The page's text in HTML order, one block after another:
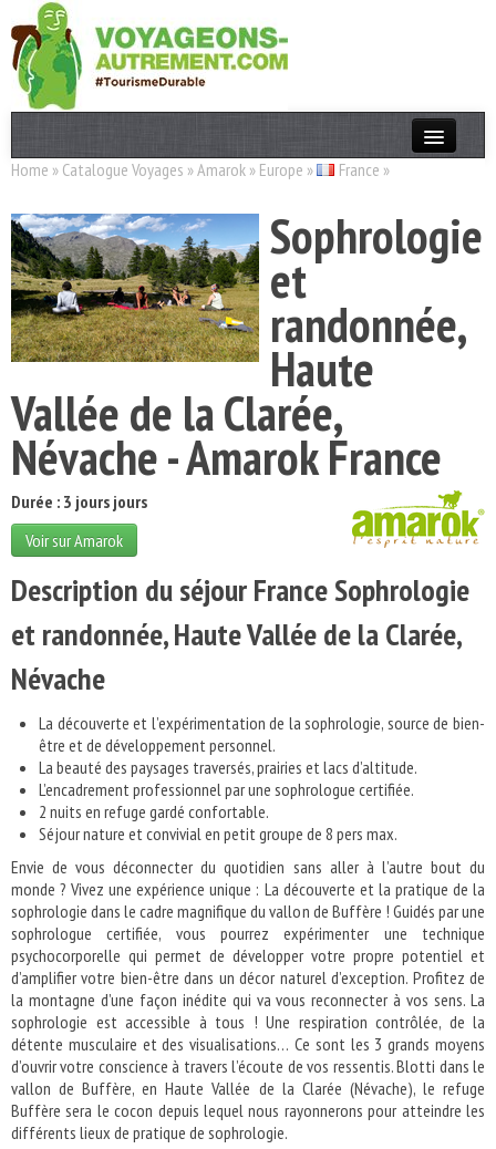
Actualités
T. Responsable
Destinations
Acteurs
Thèmes
Home » Catalogue Voyages »Amarok » Europe » France »
Sophrologie
et
randonnée,
Haute
Vallée de la Clarée,
Névache - Amarok France
Durée : 3 jours jours
Voir sur Amarok
Description du séjour France Sophrologie
et randonnée, Haute Vallée de la Clarée,
Névache
La découverte et l’expérimentation de la sophrologie, source de bien-
être et de développement personnel.
La beauté des paysages traversés, prairies et lacs d’altitude.
L’encadrement professionnel par une sophrologue certifiée.
2 nuits en refuge gardé confortable.
Séjour nature et convivial en petit groupe de 8 pers max.
Envie de vous déconnecter du quotidien sans aller à l’autre bout du
monde ? Vivez une expérience unique : La découverte et la pratique de la
sophrologie dans le cadre magnifique du vallon de Buffère ! Guidés par une
sophrologue certifiée, vous pourrez expérimenter une technique
psychocorporelle qui permet de développer votre propre potentiel et
d’amplifier votre bien-être dans un décor naturel d’exception. Profitez de
la montagne d’une façon inédite qui va vous reconnecter à vos sens. La
sophrologie est accessible à tous ! Une respiration contrôlée, de la
détente musculaire et des visualisations… Ce sont les 3 grands moyens
d’ouvrir votre conscience à travers l’écoute de vos ressentis. Blotti dans le
vallon de Buffère, en Haute Vallée de la Clarée (Névache), le refuge
Buffère sera le cocon depuis lequel nous rayonnerons pour atteindre les
différents lieux de pratique de sophrologie.